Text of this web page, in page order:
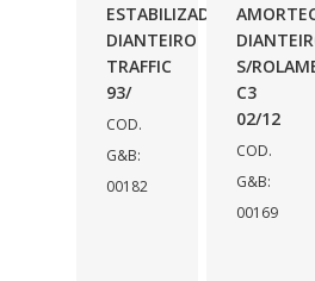
ESTABILIZADOR
DIANTEIRO
TRAFFIC
93/
COD.
G&B:
00182
S/
C3
02/12
COD.
G&B:
00169